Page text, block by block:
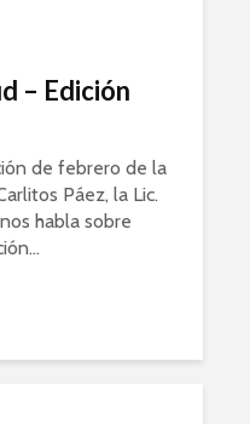
– Edición
de febrero de la
Páez, la Lic.
habla sobre